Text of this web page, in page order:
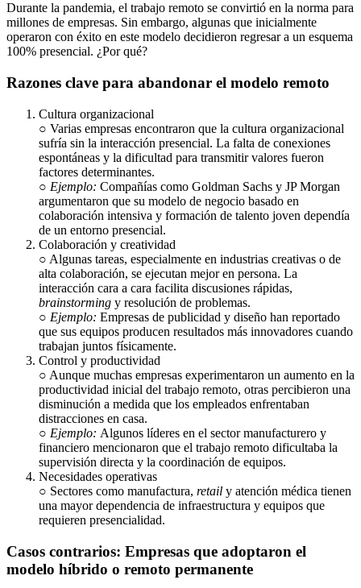
Durante la pandemia, el trabajo remoto se convirtió en la norma para
millones de empresas. Sin embargo, algunas que inicialmente
operaron con éxito en este modelo decidieron regresar a un esquema
100% presencial. ¿Por qué?
Razones clave para abandonar el modelo remoto
Cultura organizacional
○ Varias empresas encontraron que la cultura organizacional
sufría sin la interacción presencial. La falta de conexiones
espontáneas y la dificultad para transmitir valores fueron
factores determinantes.
○ Ejemplo: Compañías como Goldman Sachs y JP Morgan
argumentaron que su modelo de negocio basado en
colaboración intensiva y formación de talento joven dependía
de un entorno presencial.
Colaboración y creatividad
○ Algunas tareas, especialmente en industrias creativas o de
alta colaboración, se ejecutan mejor en persona. La
interacción cara a cara facilita discusiones rápidas,
brainstorming y resolución de problemas.
○ Ejemplo: Empresas de publicidad y diseño han reportado
que sus equipos producen resultados más innovadores cuando
trabajan juntos físicamente.
Control y productividad
○ Aunque muchas empresas experimentaron un aumento en la
productividad inicial del trabajo remoto, otras percibieron una
disminución a medida que los empleados enfrentaban
distracciones en casa.
○ Ejemplo: Algunos líderes en el sector manufacturero y
financiero mencionaron que el trabajo remoto dificultaba la
supervisión directa y la coordinación de equipos.
Necesidades operativas
○ Sectores como manufactura, retail y atención médica tienen
una mayor dependencia de infraestructura y equipos que
requieren presencialidad.
Casos contrarios: Empresas que adoptaron el
modelo híbrido o remoto permanente